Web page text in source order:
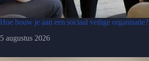
Hoe bouw je aan een sociaal veilige organisatie?
5 augustus 2026